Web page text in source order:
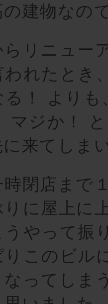
建物なの
リニュー
われたとき
る！ よりも
マジか！
来てしま
閉店まで
に屋上に
うやって振
りこのビル
なってしま